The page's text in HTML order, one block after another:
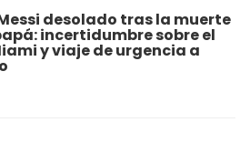
desolado tras la muerte
incertidumbre sobre el
y viaje de urgencia a